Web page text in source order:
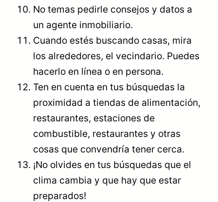
No temas pedirle consejos y datos a
un agente inmobiliario.
Cuando estés buscando casas, mira
los alrededores, el vecindario. Puedes
hacerlo en línea o en persona.
Ten en cuenta en tus búsquedas la
proximidad a tiendas de alimentación,
restaurantes, estaciones de
combustible, restaurantes y otras
cosas que convendría tener cerca.
¡No olvides en tus búsquedas que el
clima cambia y que hay que estar
preparados!